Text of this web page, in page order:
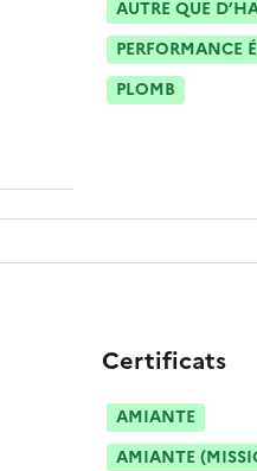
AUTRE QUE
PERFORMANCE
PLOMB
Certificats
AMIANTE
AMIANTE